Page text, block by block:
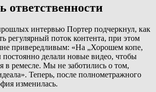
ответственности
интервью Портер подчеркнул, как
регулярный поток контента, при этом
привередливым: «На „Хорошем копе,
делали новые видео, чтобы
в ремесле. Мы не заботились о том,
Теперь, после полнометражного
изменилась.